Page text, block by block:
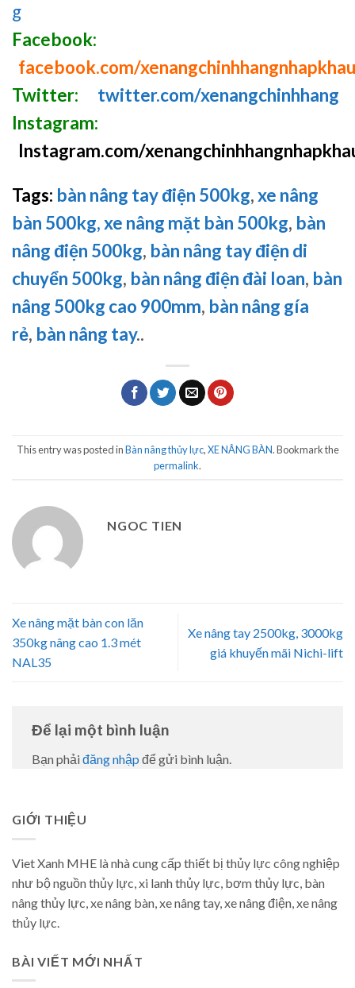
g
Facebook:
facebook.com/xenangchinhhangnhapkhau
Twitter:
twitter.com/xenangchinhhang
Instagram:
Instagram.com/
Tags: bàn nâng tay điện 500kg,xe nâng
bàn 500kg,xe nâng mặt bàn 500kg, bàn
nâng điện 500kg, bàn nâng tay điện di
chuyển 500kg, bàn nâng điện đài loan, bàn
nâng 500kg cao 900mm, bàn nâng gía
rẻ, bàn nâng tay..
This entry was posted inBàn nâng thủy lực,XE NÂNG BÀN. Bookmark the
permalink.
NGOC TIEN
Xe nâng mặt bàn con lăn
350kg nâng cao 1.3 mét
NAL35
Xe nâng tay 2500kg, 3000kg
giá khuyến mãi Nichi-lift
Để lại một bình luận
Bạn phải đăng nhập để gửi bình luận.
GIỚI THIỆU
Viet Xanh MHE là nhà cung cấp thiết bị thủy lực công nghiệp
như bộ nguồn thủy lực, xi lanh thủy lực, bơm thủy lực, bàn
nâng thủy lực, xe nâng bàn, xe nâng tay, xe nâng điện, xe nâng
thủy lực.
BÀI VIẾT MỚI NHẤT